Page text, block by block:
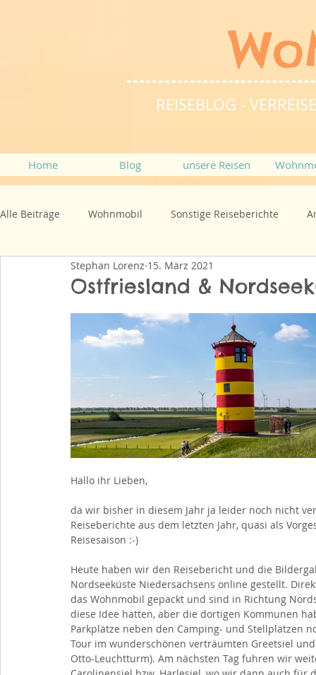
REISEBLOG -
Home Blog unsere Reisen
Alle Beiträge Wohnmobil Sonstige Reiseberichte
Ostfriesland &
Stephan Lorenz 15. März 2021
Hallo ihr Lieben,
da wir bisher in diesem Jahr ja leider noch nicht
Reiseberichte aus dem letzten Jahr, quasi als
Reisesaison :-)
Heute haben wir den Reisebericht und die
Nordseeküste Niedersachsens online gestellt.
das Wohnmobil gepackt und sind in Richtung
diese Idee hatten, aber die dortigen Kommunen
Parkplätze neben den Camping- und Stellplätzen
Tour im wunderschönen verträumten Greetsiel
Otto-Leuchtturm). Am nächsten Tag fuhren wir